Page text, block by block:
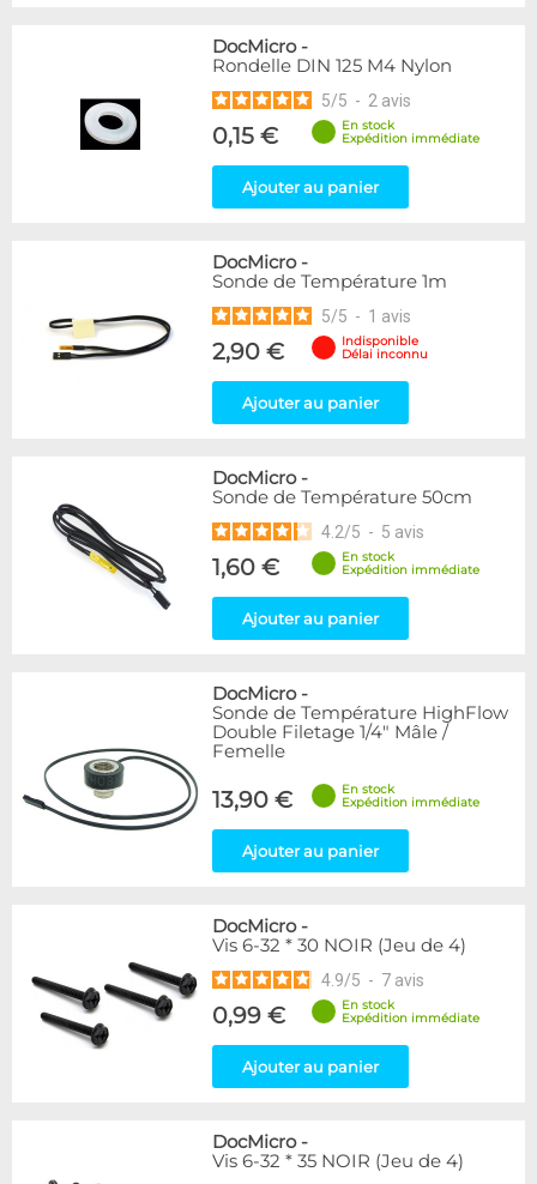
DocMicro-
Rondelle DIN 125 M4 Nylon
5/5 - 2 avis
0,15 €
En stock
Expédition immédiate
Ajouter au panier
DocMicro-
Sonde de Température 1m
5/5 - 1 avis
2,90 €
Indisponible
Délai inconnu
Ajouter au panier
DocMicro-
Sonde de Température 50cm
4.2/5 - 5 avis
1,60 €
En stock
Expédition immédiate
Ajouter au panier
DocMicro-
Sonde de Température HighFlow
Double Filetage 1/4" Mâle /
Femelle
13,90 €
En stock
Expédition immédiate
Ajouter au panier
DocMicro-
Vis 6-32 * 30 NOIR (Jeu de 4)
4.9/5 - 7 avis
0,99 €
En stock
Expédition immédiate
Ajouter au panier
DocMicro-
Vis 6-32 * 35 NOIR (Jeu de 4)